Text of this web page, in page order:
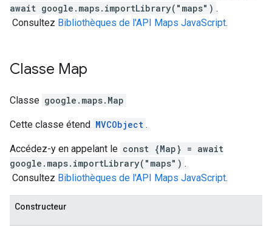
await google.maps.importLibrary("maps") .
Consultez Bibliothèques de l'API Maps JavaScript.
Classe Map
Classe google.maps. Map
Cette classe étend MVCObject .
Accédez-y en appelant le const {Map} = await
google.maps.importLibrary("maps") .
Consultez Bibliothèques de l'API Maps JavaScript.
Constructeur